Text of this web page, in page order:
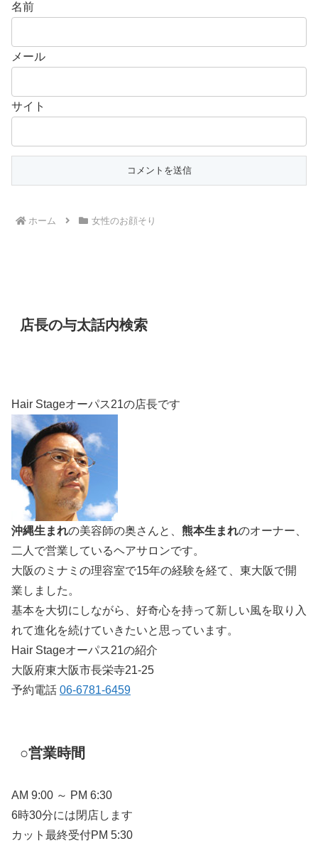
名前
メール
サイト
ホーム 女性のお顔そり
店長の与太話内検索
Hair Stageオーパス21の店長です
沖縄生まれの美容師の奥さんと、 熊本生まれのオーナー、
二人で営業しているヘアサロンです。
大阪のミナミの理容室で15年の経験を経て、東大阪で開
業しました。
基本を大切にしながら、好奇心を持って新しい風を取り入
れて進化を続けていきたいと思っています。
Hair Stageオーパス21の紹介
大阪府東大阪市長栄寺21-25
予約電話 06-6781-6459
○営業時間
AM 9:00 ～ PM 6:30
6時30分には閉店します
カット最終受付PM 5:30